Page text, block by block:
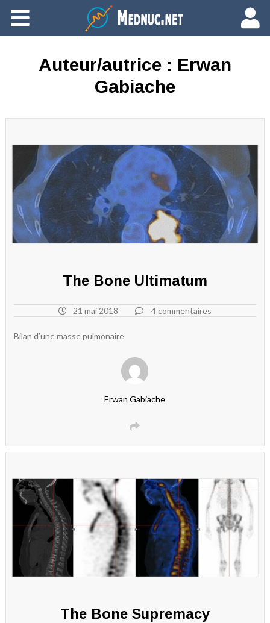
Ajouter du contenu
Auteur/autrice : Erwan
Gabiache
The Bone Ultimatum
21 mai 2018 4 commentaires
Bilan d’une masse pulmonaire
Erwan Gabiache
The Bone Supremacy